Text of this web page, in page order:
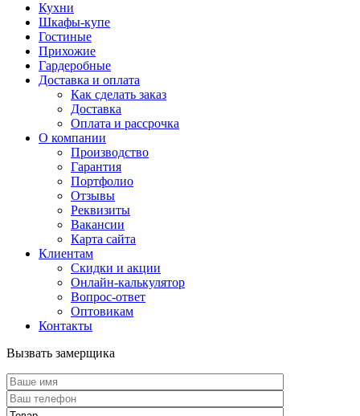
Кухни
Шкафы-купе
Гостиные
Прихожие
Гардеробные
Доставка и оплата
Как сделать заказ
Доставка
Оплата и рассрочка
О компании
Производство
Гарантия
Портфолио
Отзывы
Реквизиты
Вакансии
Карта сайта
Клиентам
Скидки и акции
Онлайн-калькулятор
Вопрос-ответ
Оптовикам
Контакты
Вызвать замерщика